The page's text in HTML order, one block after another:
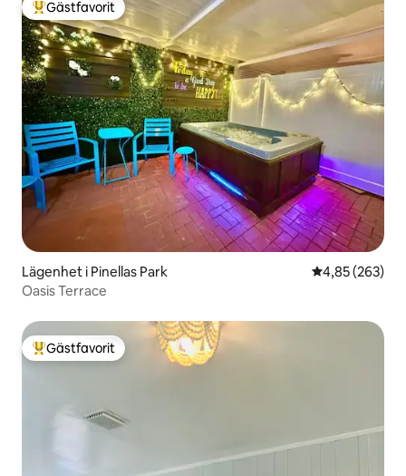
Populär gästfavorit
Gästfavorit
Lägenhet i Pinellas Park 4,85 av 5 i
4,85 (263)
Oasis Terrace
Populär gästfavorit
Gästfavorit